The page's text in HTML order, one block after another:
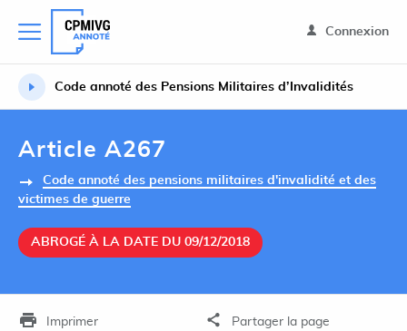
Connexion
Code annoté des Pensions Militaires d’Invalidités
Article A267
Code annoté des pensions militaires d'invalidité et des
victimes de guerre
ABROGÉ À LA DATE DU 09/12/2018
Imprimer Partager la page